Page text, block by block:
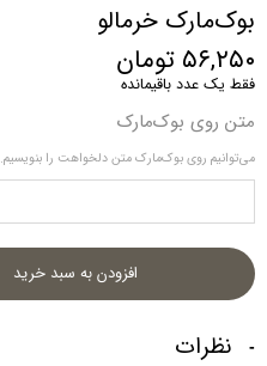
بوک‌مارک خرمالو
۵۶,۲۵۰ تومان
فقط یک عدد باقیمانده
متن روی بوک‌مارک
می‌توانیم روی بوک‌مارک متن دلخواهت را بنویسیم.
افزودن به سبد خرید
نظرات